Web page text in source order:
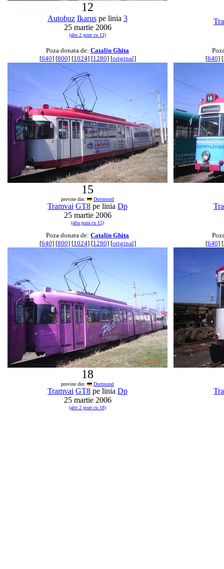
12
Autobuz Ikarus pe linia 3
25 martie 2006
(alte 2 poze cu 12)
Poza donata de: Catalin Ghita
[640] [800] [1024] [1280] [original]
15
provine din: Dortmund
Tramvai GT8 pe linia Dp
25 martie 2006
(alta poza cu 15)
[640] [
Poza donata de: Catalin Ghita
[640] [800] [1024] [1280] [original]
18
provine din: Dortmund
Tramvai GT8 pe linia Dp
25 martie 2006
(alte 2 poze cu 18)
[640] [